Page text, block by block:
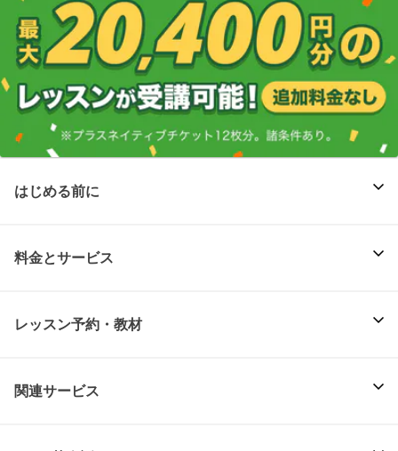
はじめる前に
料金とサービス
レッスン予約・教材
関連サービス